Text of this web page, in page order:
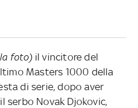
foto)il vincitore del
Masters 1000 della
di serie, dopo aver
Novak Djokovic,